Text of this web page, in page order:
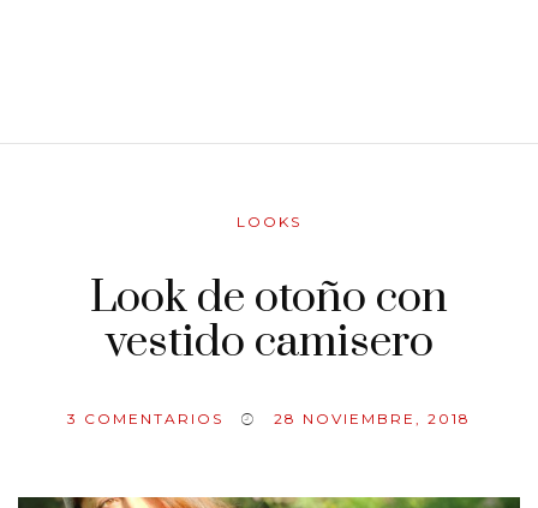
LOOKS
Look de otoño con
vestido camisero
3 COMENTARIOS 28 NOVIEMBRE, 2018